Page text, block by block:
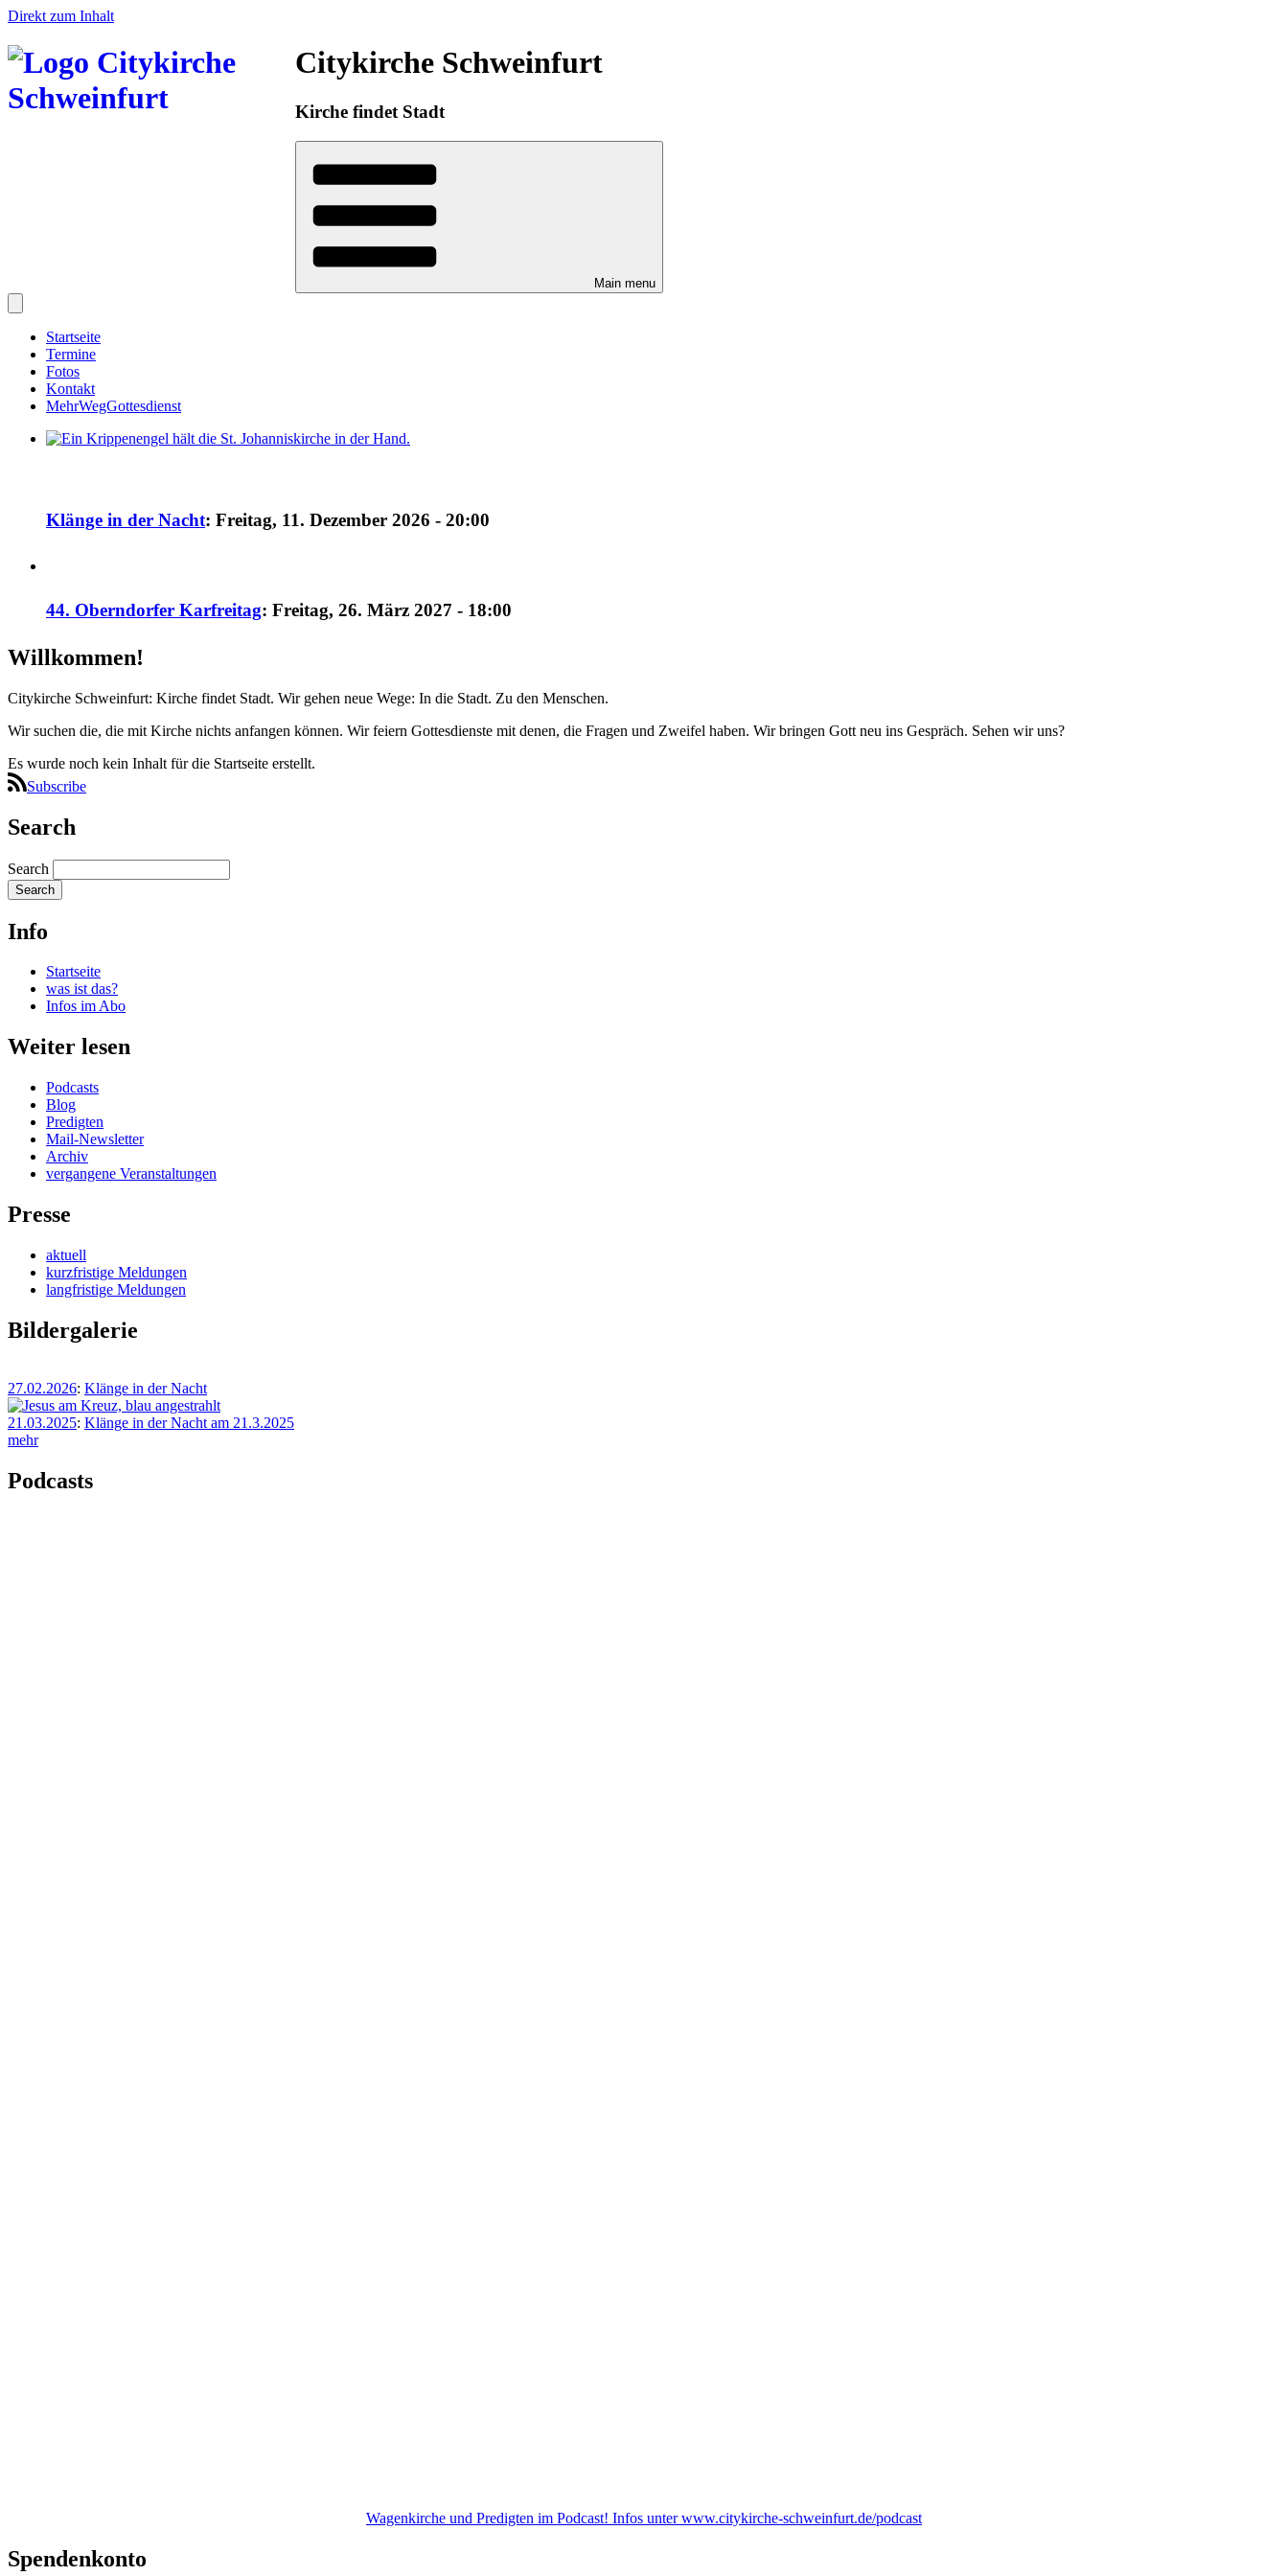
Direkt zum Inhalt
Citykirche Schweinfurt
Kirche findet Stadt
Main menu
Startseite
Termine
Fotos
Kontakt
MehrWegGottesdienst
Klänge in der Nacht: Freitag, 11. Dezember 2026 - 20:00
44. Oberndorfer Karfreitag: Freitag, 26. März 2027 - 18:00
Willkommen!
Citykirche Schweinfurt: Kirche findet Stadt. Wir gehen neue Wege: In die Stadt. Zu den Menschen.
Wir suchen die, die mit Kirche nichts anfangen können. Wir feiern Gottesdienste mit denen, die Fragen und Zweifel haben. Wir bringen Gott neu ins Gespräch. Sehen wir uns?
Es wurde noch kein Inhalt für die Startseite erstellt.
Subscribe
Search
Search
Info
Startseite
was ist das?
Infos im Abo
Weiter lesen
Podcasts
Blog
Predigten
Mail-Newsletter
Archiv
vergangene Veranstaltungen
Presse
aktuell
kurzfristige Meldungen
langfristige Meldungen
Bildergalerie
27.02.2026: Klänge in der Nacht
21.03.2025: Klänge in der Nacht am 21.3.2025
mehr
Podcasts
Wagenkirche und Predigten im Podcast! Infos unter www.citykirche-schweinfurt.de/podcast
Spendenkonto